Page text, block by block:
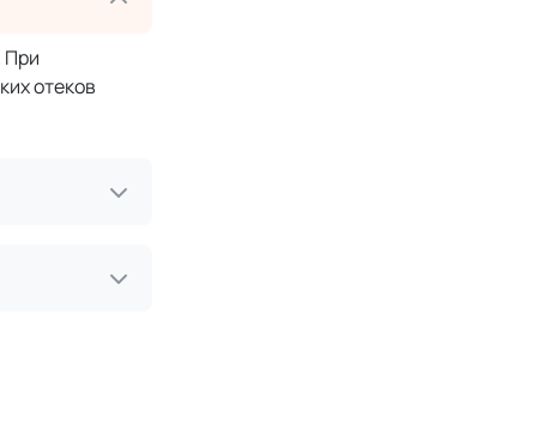
При
отеков